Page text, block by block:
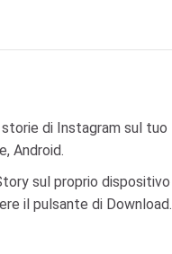
di Instagram sul tuo
Android.
sul proprio dispositivo
il pulsante di Download.